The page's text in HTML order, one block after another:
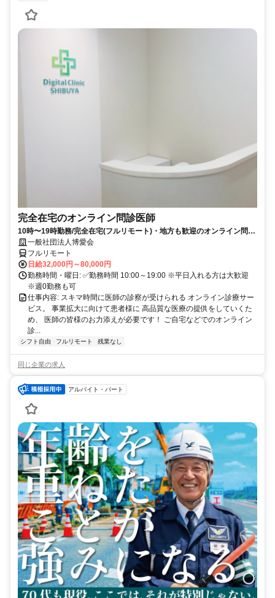
完全在宅のオンライン問診医師
10時〜19時勤務/完全在宅(フルリモート)・地方も歓迎のオンライン問診
業務一般社団法人博愛会
フルリモート
日給32,000円～80,000円
勤務時間・曜日: ✅勤務時間 10:00～19:00 ※平日入れる方は大歓迎
※週0勤務も可
仕事内容: スキマ時間に医師の診察が受けられる オンライン診療サー
ビス。 事業拡大に向けて患者様に 高品質な医療の提供をしていくた
め、 医師の皆様のお力添えが必要です！ ご自宅などでのオンライン
診...
シフト自由 フルリモート 残業なし
同じ企業の求人
アルバイト・パート